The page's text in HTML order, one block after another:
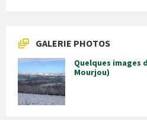
GALERIE PHOTOS
Quelques images
Mourjou)